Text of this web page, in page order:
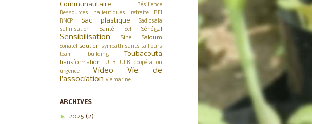
Communautaire
Résilience
Ressources halieutiques
retraite
RFI
RNCP
Sac plastique
Sadiosala
salinisation
Santé Sel Sénégal
Sensibilisation Sine Saloum
Sonatel soutien sympathisants tailleurs
team building
Toubacouta
transformation ULB
ULB coopération
urgence
Video
Vie de
l'association vie marine
ARCHIVES
► 2025 (2)